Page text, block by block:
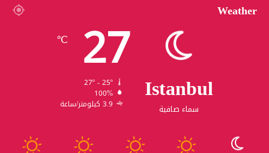
Weather
Istanbul
سماء صافية
27
℃
27º - 25º
100%
3.9 كيلومتر/ساعة